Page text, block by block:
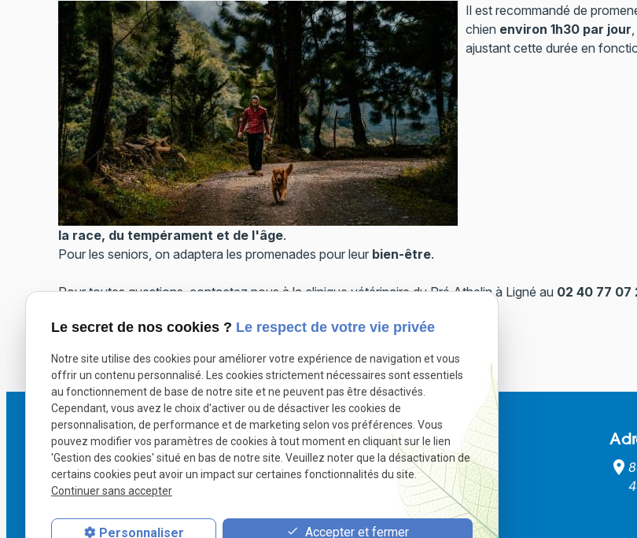
Il est recommandé de
chien environ 1h30 par jour,
ajustant cette durée en
la race, du tempérament et de l'âge.
Pour les seniors, on adaptera les promenades pour leur bien-être.
Pour toutes questions, contactez nous à la clinique vétérinaire du Pré Athelin à Ligné au 02 40 77 07
X (formerly Twitter) est désactivé. Autoriser Facebook est désactivé. Autoriser
Téléphone
phone 02 49 88 42 00 place
Le secret de nos cookies ? Le respect de votre vie privée
Notre site utilise des cookies pour améliorer votre expérience de navigation et vous
offrir un contenu personnalisé. Les cookies strictement nécessaires sont essentiels
au fonctionnement de base de notre site et ne peuvent pas être désactivés.
Cependant, vous avez le choix d'activer ou de désactiver les cookies de
personnalisation, de performance et de marketing selon vos préférences. Vous
pouvez modifier vos paramètres de cookies à tout moment en cliquant sur le lien
'Gestion des cookies' situé en bas de notre site. Veuillez noter que la désactivation de
certains cookies peut avoir un impact sur certaines fonctionnalités du site.
Continuer sans accepter
Personnaliser Accepter et fermer